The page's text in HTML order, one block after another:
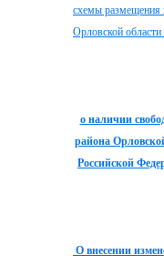
схемы размещения
Орловской
о наличии
района
Российской
О внесении